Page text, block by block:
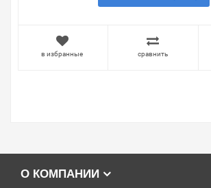
в избранные сравнить
О КОМПАНИИ